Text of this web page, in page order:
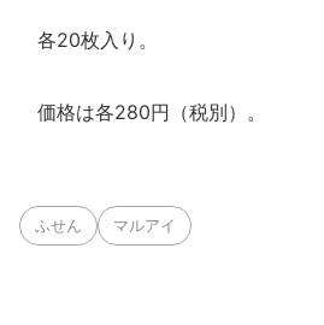
各20枚入り。
価格は各280円（税別）。
ふせん マルアイ